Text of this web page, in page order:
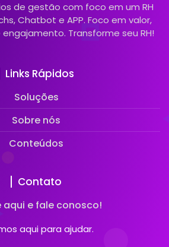
de gestão com foco em um RH
Chatbot e APP. Foco em valor,
Transforme seu RH!
Links Rápidos
Soluções
Sobre nós
Conteúdos
Contato
aqui e fale conosco!
aqui para ajudar.